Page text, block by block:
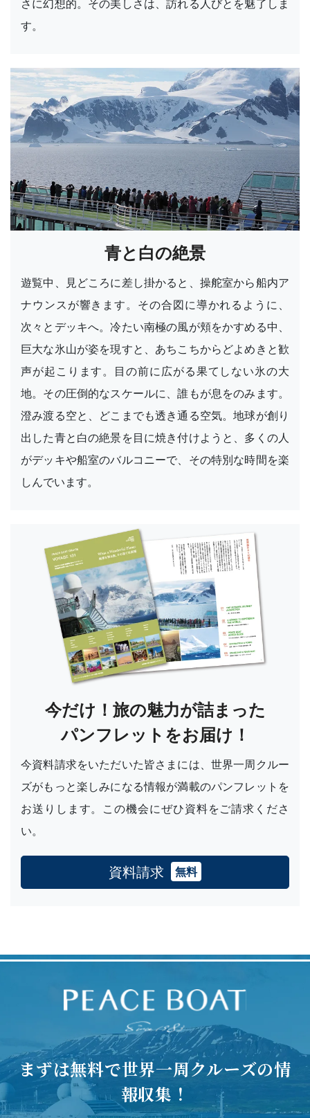
さに幻想的。その美しさは、訪れる人びとを魅了しま
す。
青と白の絶景
遊覧中、見どころに差し掛かると、操舵室から船内ア
ナウンスが響きます。その合図に導かれるように、
次々とデッキへ。冷たい南極の風が頬をかすめる中、
巨大な氷山が姿を現すと、あちこちからどよめきと歓
声が起こります。目の前に広がる果てしない氷の大
地。その圧倒的なスケールに、誰もが息をのみます。
澄み渡る空と、どこまでも透き通る空気。地球が創り
出した青と白の絶景を目に焼き付けようと、多くの人
がデッキや船室のバルコニーで、その特別な時間を楽
しんでいます。
今だけ！旅の魅力が詰まった
パンフレットをお届け！
今資料請求をいただいた皆さまには、世界一周クルー
ズがもっと楽しみになる情報が満載のパンフレットを
お送りします。この機会にぜひ資料をご請求くださ
い。
資料請求 無料
まずは無料で世界一周クルーズの情
報収集！